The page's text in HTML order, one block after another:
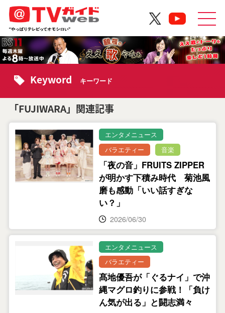
Keyword キーワード
「FUJIWARA」関連記事
エンタメニュース
バラエティー
音楽
「夜の音」FRUITS ZIPPER
が明かす下積み時代 菊池風
磨も感動「いい話すぎな
い？」
2026/06/30
エンタメニュース
バラエティー
髙地優吾が「ぐるナイ」で沖
縄マグロ釣りに参戦！「負け
ん気が出る」と闘志満々